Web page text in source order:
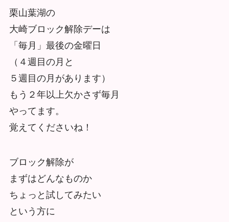
栗山葉湖の
大崎ブロック解除デーは
「毎月」最後の金曜日
（４週目の月と
５週目の月があります）
もう２年以上欠かさず毎月
やってます。
覚えてくださいね！
ブロック解除が
まずはどんなものか
ちょっと試してみたい
という方に